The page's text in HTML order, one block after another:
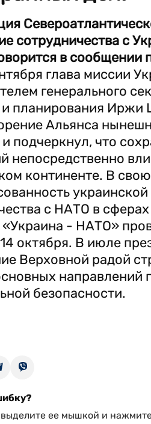
сотрудничества с
в
глава миссии
генерального
планирования
Альянса
подчеркнул, что
непосредственно
континенте. В
с НАТО в
- НАТО»
октября. В июле
Верховной радой
направлений
безопасности.
ее мышкой и